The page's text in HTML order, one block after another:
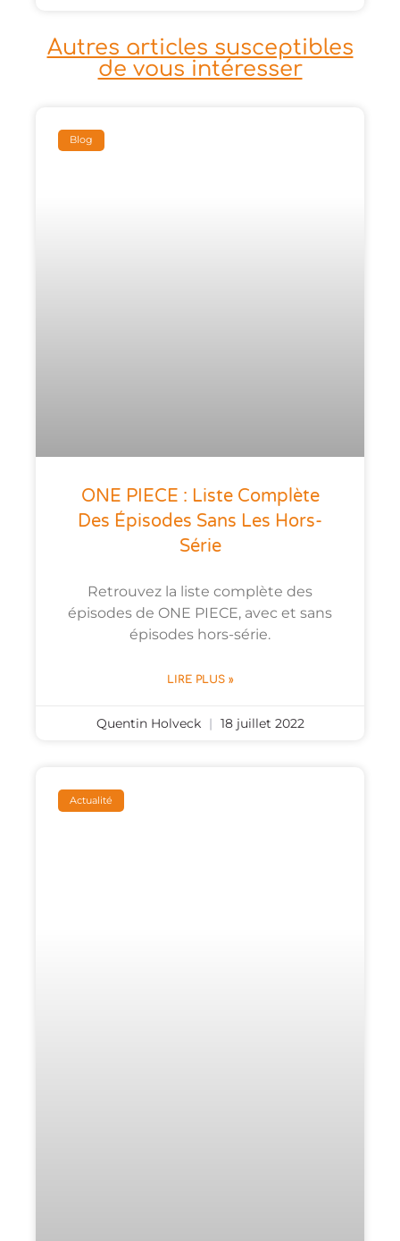
Autres articles susceptibles
de vous intéresser
Blog
ONE PIECE : Liste Complète
Des Épisodes Sans Les Hors-
Série
Retrouvez la liste complète des
épisodes de ONE PIECE, avec et sans
épisodes hors-série.
LIRE PLUS »
Quentin Holveck 18 juillet 2022
Actualité